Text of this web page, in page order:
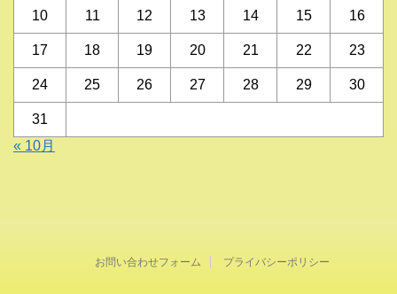
10 11 12 13 14 15 16
17 18 19 20 21 22 23
24 25 26 27 28 29 30
31
« 10月
お問い合わせフォーム プライバシーポリシー